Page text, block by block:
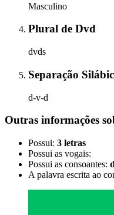
Masculino
Plural de Dvd
dvds
Separação
d-v-d
Outras informações
Possui: 3 letras
Possui as vogais:
Possui as consoantes:
A palavra escrita ao